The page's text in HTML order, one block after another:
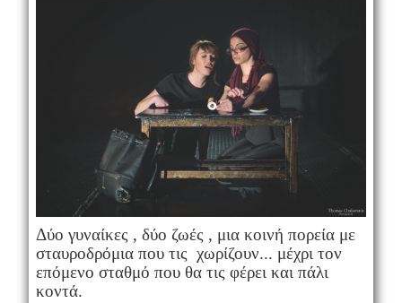
Δύο γυναίκες , δύο ζωές , μια κοινή πορεία με
σταυροδρόμια που τις χωρίζουν... μέχρι τον
επόμενο σταθμό που θα τις φέρει και πάλι
κοντά.